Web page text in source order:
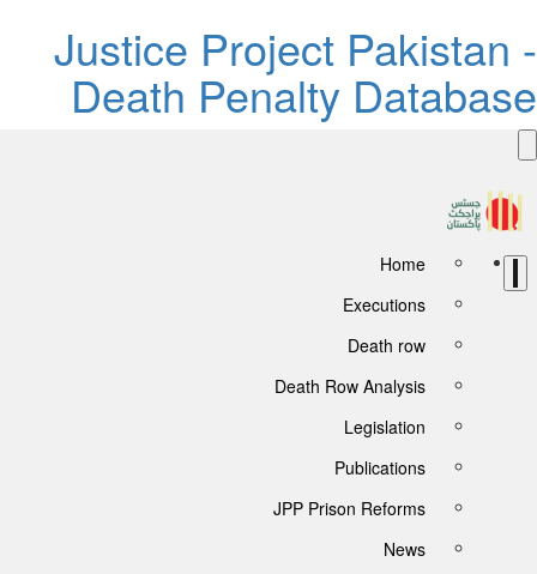
Justice Project
Death Penalty
Home
Executions
Death row
Death Row Analysis
Legislation
Publications
JPP Prison Reforms
News